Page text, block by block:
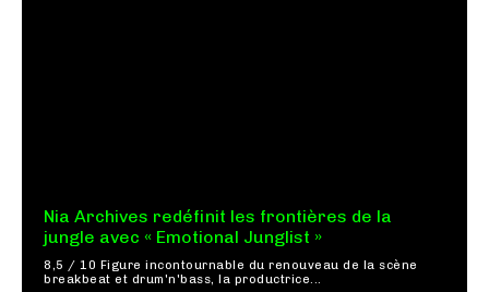
Nia Archives redéfinit les frontières de la
jungle avec « Emotional Junglist »
8,5 / 10 Figure incontournable du renouveau de la scène
breakbeat et drum'n'bass, la productrice...